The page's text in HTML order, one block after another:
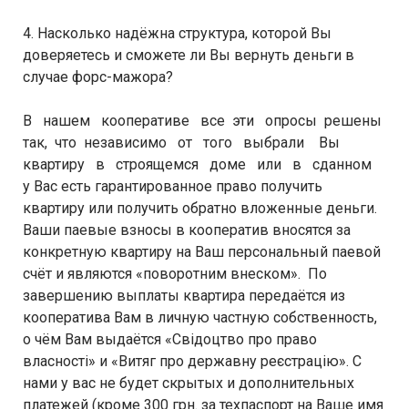
4. Насколько надёжна структура, которой Вы
доверяетесь и сможете ли Вы вернуть деньги в
случае форс-мажора?
В нашем кооперативе все эти опросы решены
так, что независимо от того выбрали Вы
квартиру в строящемся доме или в сданном
у Вас есть гарантированное право получить
квартиру или получить обратно вложенные деньги.
Ваши паевые взносы в кооператив вносятся за
конкретную квартиру на Ваш персональный паевой
счёт и являются «поворотним внеском». По
завершению выплаты квартира передаётся из
кооператива Вам в личную частную собственность,
о чём Вам выдаётся «Свідоцтво про право
власності» и «Витяг про державну реєстрацію». С
нами у вас не будет скрытых и дополнительных
платежей (кроме 300 грн. за техпаспорт на Ваше имя